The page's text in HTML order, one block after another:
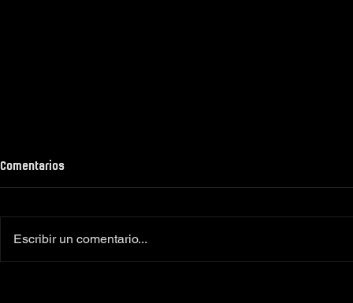
Comentarios
Escribir un comentario...